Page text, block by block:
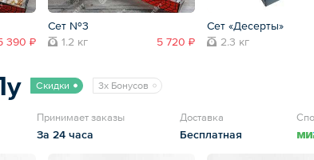
390 ₽
Сет №3
1.2 кг
5 720 ₽
Сет «Десерты»
2.3 кг
Скидки 3x Бонусов
Принимает заказы
За 24 часа
Доставка
Бесплатная